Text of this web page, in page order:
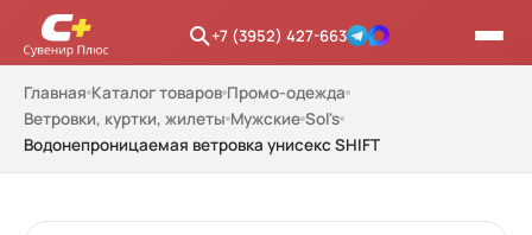
+7 (3952) 427-663
Главная Каталог товаров Промо-одежда
Ветровки, куртки, жилеты Мужские Sol's
Водонепроницаемая ветровка унисекс SHIFT